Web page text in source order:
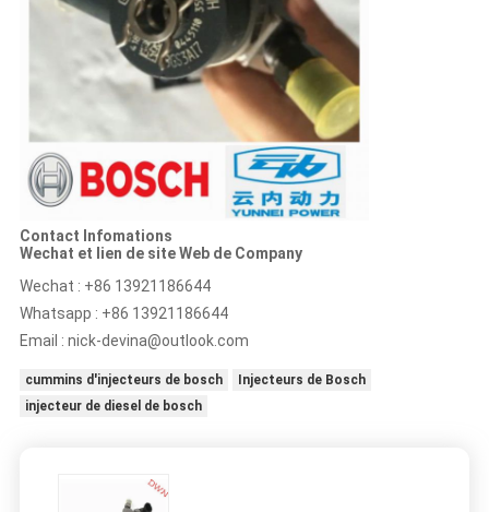
Contact Infomations
Wechat et lien de site Web de Company
Wechat : +86 13921186644
Whatsapp : +86 13921186644
Email : nick-devina@outlook.com
cummins d'injecteurs de bosch
Injecteurs de Bosch
injecteur de diesel de bosch